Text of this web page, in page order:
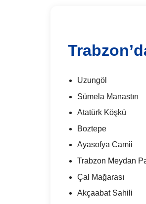
Uzungöl
Sümela Manastırı
Atatürk Köşkü
Boztepe
Ayasofya Camii
Trabzon Meydan
Çal Mağarası
Akçaabat Sahili